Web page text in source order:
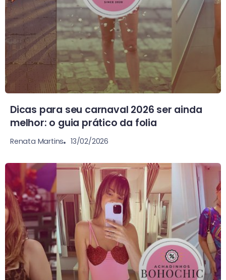
Dicas para seu carnaval 2026 ser ainda
melhor: o guia prático da folia
Renata Martins 13/02/2026